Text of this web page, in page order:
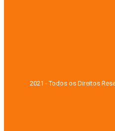
2021 - Todos os Direitos